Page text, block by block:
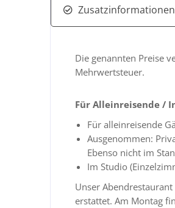
Zusatzinformationen
Die genannten Preise
Mehrwertsteuer.
Für Alleinreisende /
Für alleinreisende
Ausgenommen:
Ebenso nicht im
Im Studio
Unser
erstattet. Am Montag